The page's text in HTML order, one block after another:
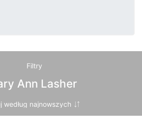
Filtry
Ann Lasher